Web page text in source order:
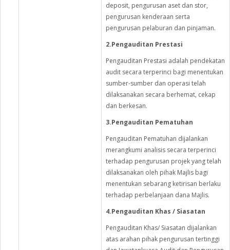
deposit, pengurusan aset dan stor,
pengurusan kenderaan serta
pengurusan pelaburan dan pinjaman.
2.Pengauditan Prestasi
Pengauditan Prestasi adalah pendekatan
audit secara terperinci bagi menentukan
sumber-sumber dan operasi telah
dilaksanakan secara berhemat, cekap
dan berkesan.
3.Pengauditan Pematuhan
Pengauditan Pematuhan dijalankan
merangkumi analisis secara terperinci
terhadap pengurusan projek yang telah
dilaksanakan oleh pihak Majlis bagi
menentukan sebarang ketirisan berlaku
terhadap perbelanjaan dana Majlis.
4.Pengauditan Khas / Siasatan
Pengauditan Khas/ Siasatan dijalankan
atas arahan pihak pengurusan tertinggi